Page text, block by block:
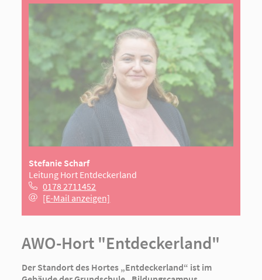
Stefanie Scharf
Leitung Hort Entdeckerland
0178 2711452
[E-Mail anzeigen]
AWO-Hort "Entdeckerland"
Der Standort des Hortes „Entdeckerland“ ist im